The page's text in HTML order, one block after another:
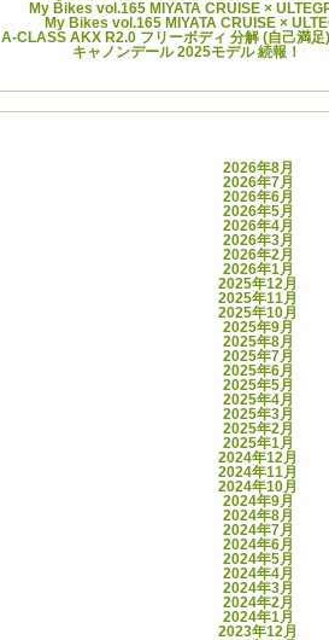
My Bikes vol.165 MIYATA CRUISE ×
My Bikes vol.165 MIYATA CRUISE ×
A-CLASS AKX R2.0 フリーボディ 分解 (自己満足
キャノンデール 2025モデル 続報！
2026年8月
2026年7月
2026年6月
2026年5月
2026年4月
2026年3月
2026年2月
2026年1月
2025年12月
2025年11月
2025年10月
2025年9月
2025年8月
2025年7月
2025年6月
2025年5月
2025年4月
2025年3月
2025年2月
2025年1月
2024年12月
2024年11月
2024年10月
2024年9月
2024年8月
2024年7月
2024年6月
2024年5月
2024年4月
2024年3月
2024年2月
2024年1月
2023年12月